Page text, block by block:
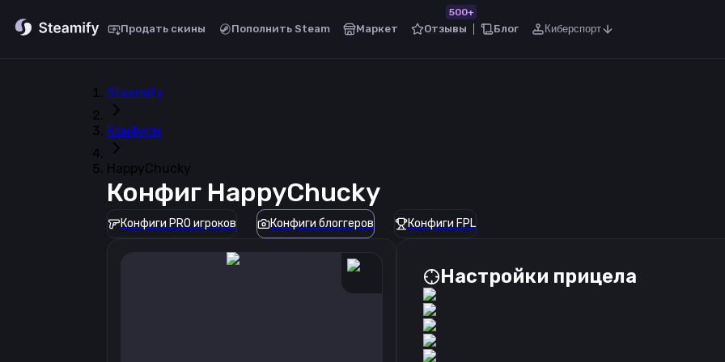
Продать скины Пополнить Steam Маркет Отзывы
500+
Блог Киберспорт
Steamify
Конфиги
HappyChucky
Конфиг HappyChucky
Конфиги PRO игроков Конфиги блоггеров Конфиги FPL
Настройки прицела